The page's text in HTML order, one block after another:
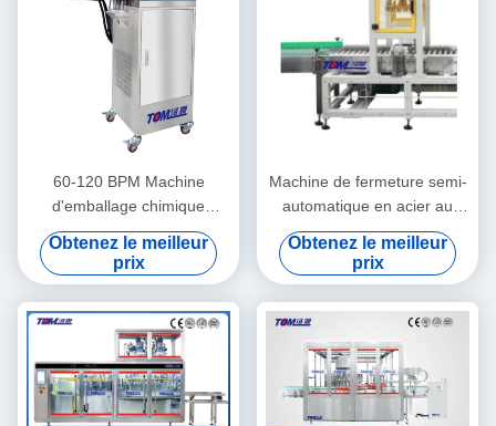
60-120 BPM Machine
d'emballage chimique
étanche à induction
automatique pour bouteille
en verre plastique
Obtenez le meilleur
prix
Machine de fermeture semi-
automatique en acier au
carbone 8-10 tambours /
minute 5-25L
Obtenez le meilleur
prix